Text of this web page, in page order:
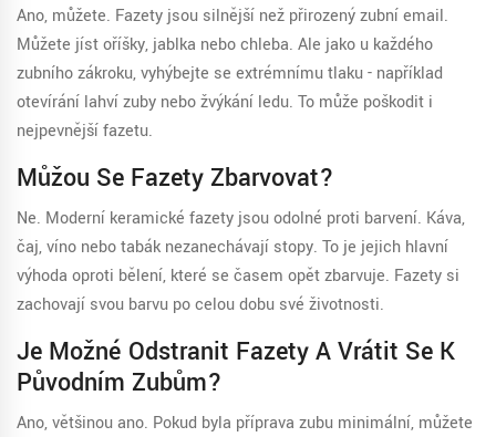
Ano, můžete. Fazety jsou silnější než přirozený zubní email.
Můžete jíst oříšky, jablka nebo chleba. Ale jako u každého
zubního zákroku, vyhýbejte se extrémnímu tlaku - například
otevírání lahví zuby nebo žvýkání ledu. To může poškodit i
nejpevnější fazetu.
Můžou Se Fazety Zbarvovat?
Ne. Moderní keramické fazety jsou odolné proti barvení. Káva,
čaj, víno nebo tabák nezanechávají stopy. To je jejich hlavní
výhoda oproti bělení, které se časem opět zbarvuje. Fazety si
zachovají svou barvu po celou dobu své životnosti.
Je Možné Odstranit Fazety A Vrátit Se K
Původním Zubům?
Ano, většinou ano. Pokud byla příprava zubu minimální, můžete